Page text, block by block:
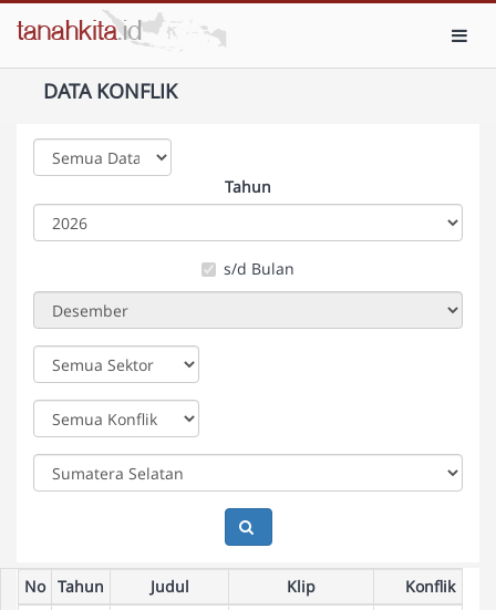
DATA KONFLIK
Tahun
s/d Bulan
No Tahun Judul Klip
Konflik